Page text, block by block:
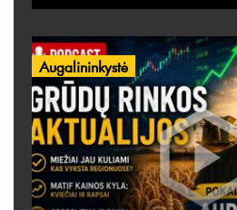
Augalininkystė